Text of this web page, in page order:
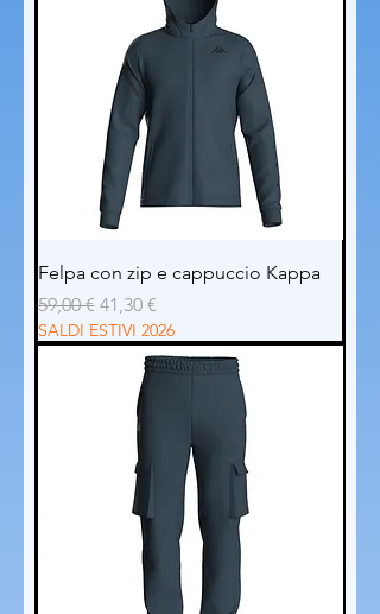
Felpa con zip e cappuccio Kappa
Prezzo regolare
59,00 € Prezzo scontato
41,30 €
SALDI ESTIVI 2026